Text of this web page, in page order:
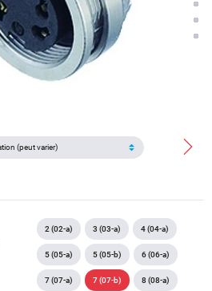
2 (02-a) 3 (03-a) 4 (04-a)
5 (05-a) 5 (05-b) 6 (06-a)
7 (07-a) 7 (07-b) 8 (08-a)